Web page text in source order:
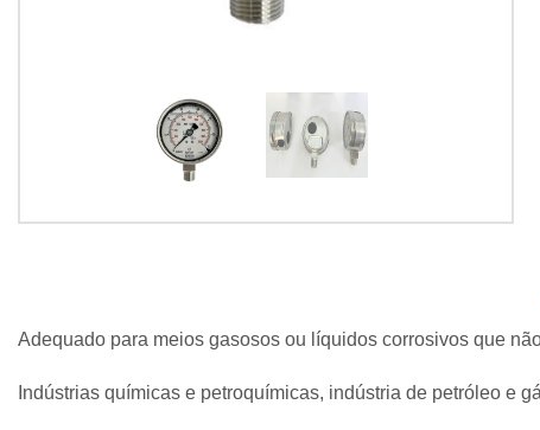
Adequado para meios gasosos ou líquidos corrosivos que
Indústrias químicas e petroquímicas, indústria de petróleo e